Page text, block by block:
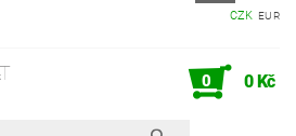
CZK EUR
0 0 Kč